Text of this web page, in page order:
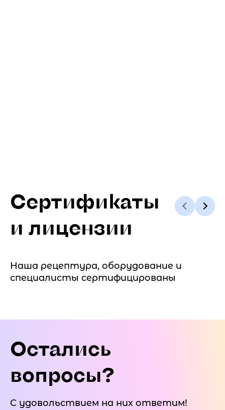
Сертификаты
и лицензии
Наша рецептура, оборудование и
специалисты сертифицированы
Остались
вопросы?
С удовольствием на них ответим!